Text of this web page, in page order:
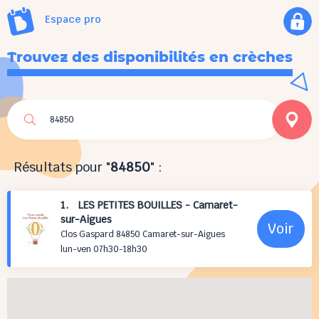
Espace pro
Trouvez des disponibilités en crèches
Résultats pour "84850" :
1. LES PETITES BOUILLES - Camaret-
sur-Aigues
Clos Gaspard 84850 Camaret-sur-Aigues
lun-ven 07h30-18h30
Voir